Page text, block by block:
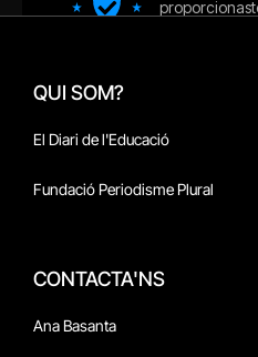
QUI SOM?
El Diari de l'Educació
Fundació Periodisme Plural
CONTACTA'NS
Ana Basanta